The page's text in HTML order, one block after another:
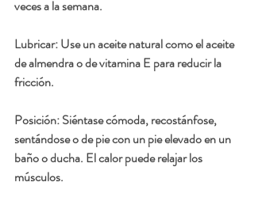
veces a la semana.
Lubricar: Use un aceite natural como el aceite
de almendra o de vitamina E para reducir la
fricción.
Posición: Siéntase cómoda, recostánfose,
sentándose o de pie con un pie elevado en un
baño o ducha. El calor puede relajar los
músculos.